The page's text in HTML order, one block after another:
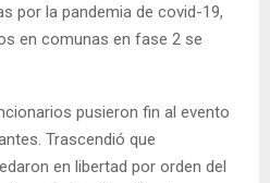
por la pandemia de covid-19,
en comunas en fase 2 se
pusieron fin al evento
Trascendió que
en libertad por orden del